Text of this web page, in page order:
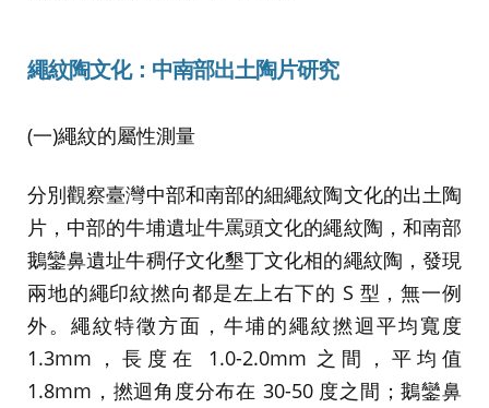
繩紋陶文化：中南部出土陶片研究
(一)繩紋的屬性測量
分別觀察臺灣中部和南部的細繩紋陶文化的出土陶
片，中部的牛埔遺址牛罵頭文化的繩紋陶，和南部
鵝鑾鼻遺址牛稠仔文化墾丁文化相的繩紋陶，發現
兩地的繩印紋撚向都是左上右下的 S 型，無一例
外。繩紋特徵方面，牛埔的繩紋撚迴平均寬度
1.3mm，長度在 1.0-2.0mm 之間，平均值
1.8mm，撚迴角度分布在 30-50 度之間；鵝鑾鼻